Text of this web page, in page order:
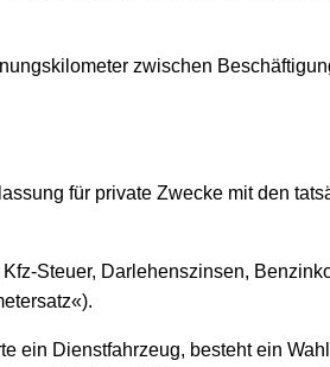
zwischen
für private Zwecke mit den
Steuer, Darlehenszinsen,
ein Dienstfahrzeug, besteht ein